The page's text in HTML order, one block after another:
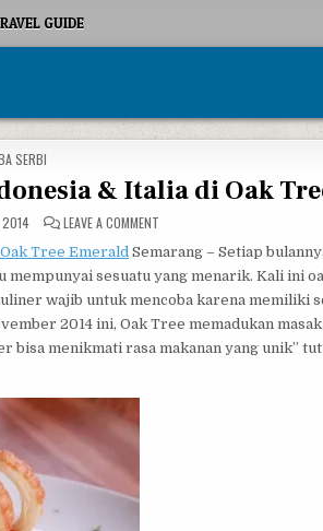
GUIDE
IN
SERBI
& Italia di Oak
2014 LEAVE A COMMENT ON PADUAN MENU MASAKAN
Tree EmeraldSemarang – Setiap
mempunyai sesuatu yang menarik. Kali ini
wajib untuk mencoba karena memiliki
2014 ini, Oak Tree memadukan
bisa menikmati rasa makanan yang unik”